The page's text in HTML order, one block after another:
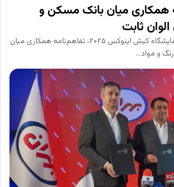
همکاری میان بانک مسکن و
ثابت
در نخستین روز از برگزاری نمایشگاه کیش اینوکس ۲۰۲۵، تفاهم‌نامه همکاری میان
و مواد…